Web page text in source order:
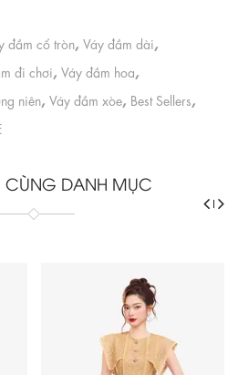
đầm cổ tròn, Váy đầm dài,
đi chơi, Váy đầm hoa,
niên, Váy đầm xòe, Best Sellers,
CÙNG DANH MỤC